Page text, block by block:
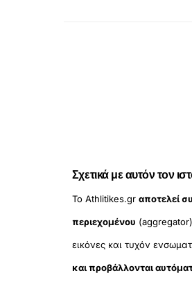
Σχετικά με αυτόν τον
Το Athlitikes.gr αποτελεί
περιεχομένου
εικόνες και τυχόν
και προβάλλονται